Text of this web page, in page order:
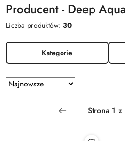
Producent - Deep
Liczba produktów:30
Kategorie
Zastosowano
sortowanie:
Sortuj
według